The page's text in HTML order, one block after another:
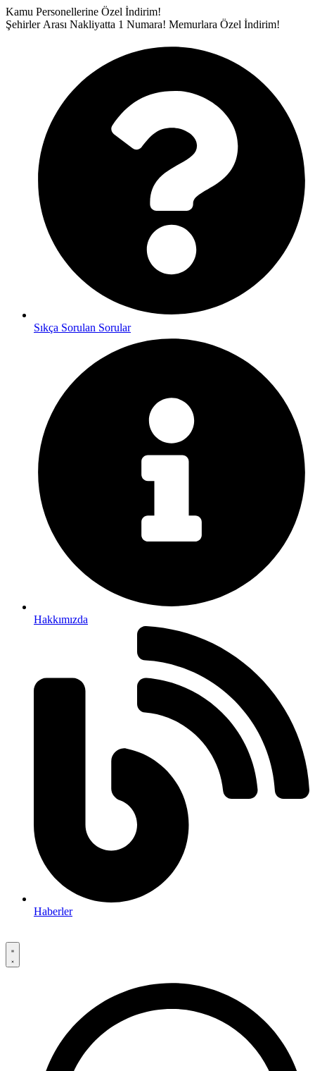
İçeriğe
atla
Kamu Personellerine Özel İndirim!
Şehirler Arası Nakliyatta 1 Numara! Memurlara Özel İndirim!
Sıkça Sorulan Sorular
Hakkımızda
Haberler